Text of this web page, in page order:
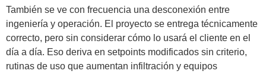
También se ve con frecuencia una desconexión entre
ingeniería y operación. El proyecto se entrega técnicamente
correcto, pero sin considerar cómo lo usará el cliente en el
día a día. Eso deriva en setpoints modificados sin criterio,
rutinas de uso que aumentan infiltración y equipos